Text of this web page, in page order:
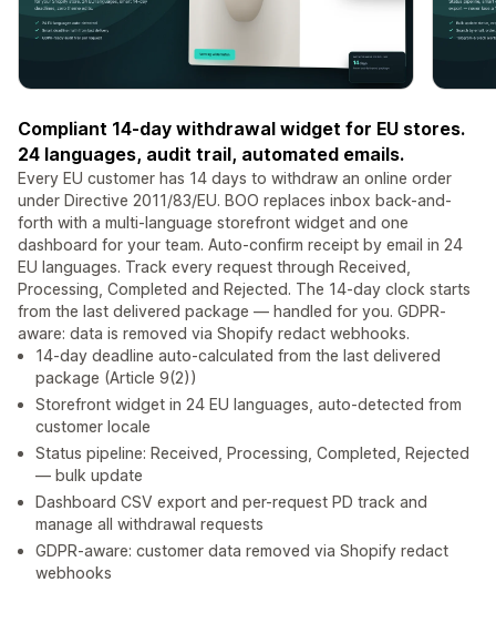
Compliant 14-day withdrawal widget for EU stores.
24 languages, audit trail, automated emails.
Every EU customer has 14 days to withdraw an online order
under Directive 2011/83/EU. BOO replaces inbox back-and-
forth with a multi-language storefront widget and one
dashboard for your team. Auto-confirm receipt by email in 24
EU languages. Track every request through Received,
Processing, Completed and Rejected. The 14-day clock starts
from the last delivered package — handled for you. GDPR-
aware: data is removed via Shopify redact webhooks.
14-day deadline auto-calculated from the last delivered
package (Article 9(2))
Storefront widget in 24 EU languages, auto-detected from
customer locale
Status pipeline: Received, Processing, Completed, Rejected
— bulk update
Dashboard CSV export and per-request PD track and
manage all withdrawal requests
GDPR-aware: customer data removed via Shopify redact
webhooks